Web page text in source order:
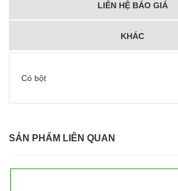
LIÊN HỆ BÁO GIÁ
KHÁC
Có bột
SẢN PHẨM LIÊN QUAN